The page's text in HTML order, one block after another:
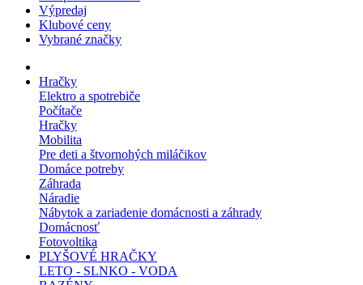
Výpredaj
Klubové ceny
Vybrané značky
Hračky
Elektro a spotrebiče
Počítače
Hračky
Mobilita
Pre deti a štvornohých miláčikov
Domáce potreby
Záhrada
Náradie
Nábytok a zariadenie domácnosti a záhrady
Domácnosť
Fotovoltika
PLYŠOVÉ HRAČKY
LETO - SLNKO - VODA